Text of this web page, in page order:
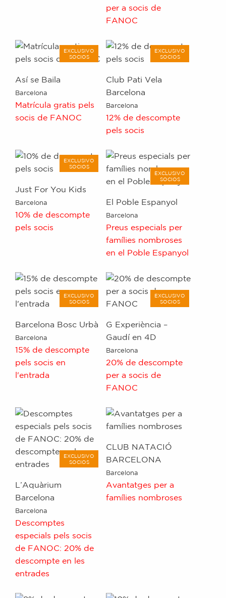
per a socis de
FANOC
EXCLUSIVO
SOCIOS
Así se Baila
Barcelona
Matrícula gratis pels
socis de FANOC
EXCLUSIVO
SOCIOS
Club Pati Vela
Barcelona
Barcelona
12% de descompte
pels socis
EXCLUSIVO
SOCIOS
Just For You Kids
Barcelona
10% de descompte
pels socis
EXCLUSIVO
SOCIOS
El Poble Espanyol
Barcelona
Preus especials per
famílies nombroses
en el Poble Espanyol
EXCLUSIVO
SOCIOS
Barcelona Bosc Urbà
Barcelona
15% de descompte
pels socis en
l'entrada
EXCLUSIVO
SOCIOS
G Experiència –
Gaudí en 4D
Barcelona
20% de descompte
per a socis de
FANOC
EXCLUSIVO
SOCIOS
L’Aquàrium
Barcelona
Barcelona
Descomptes
especials pels socis
de FANOC: 20% de
descompte en les
entrades
CLUB NATACIÓ
BARCELONA
Barcelona
Avantatges per a
famílies nombroses